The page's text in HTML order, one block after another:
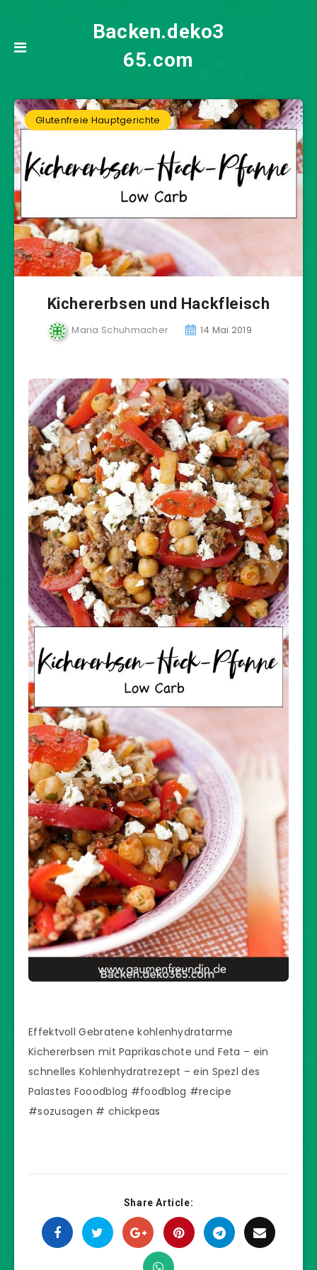
Backen.deko3
65.com
Glutenfreie Hauptgerichte
Kichererbsen und Hackfleisch
Maria Schuhmacher 14 Mai 2019
Effektvoll Gebratene kohlenhydratarme
Kichererbsen mit Paprikaschote und Feta – ein
schnelles Kohlenhydratrezept – ein Spezl des
Palastes Fooodblog #foodblog #recipe
#sozusagen # chickpeas
Share Article: